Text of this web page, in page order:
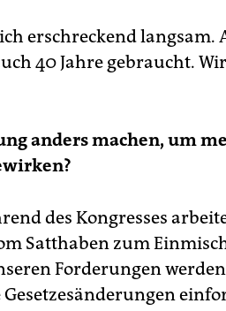
erschreckend langsam.
40 Jahre gebraucht.
anders machen, um
des Kongresses
Satthaben zum
Forderungen